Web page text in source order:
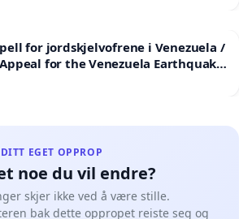
for jordskjelvofrene i Venezuela /
for the Venezuela Earthquake
EGET OPPROP
noe du vil endre?
skjer ikke ved å være stille.
bak dette oppropet reiste seg og